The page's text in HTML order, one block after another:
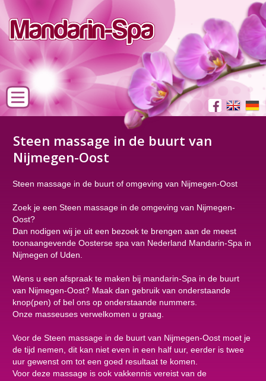
Steen massage in de buurt van
Nijmegen-Oost
Steen massage in de buurt of omgeving van Nijmegen-Oost
Zoek je een Steen massage in de omgeving van Nijmegen-
Oost?
Dan nodigen wij je uit een bezoek te brengen aan de meest
toonaangevende Oosterse spa van Nederland Mandarin-Spa in
Nijmegen of Uden.
Wens u een afspraak te maken bij mandarin-Spa in de buurt
van Nijmegen-Oost? Maak dan gebruik van onderstaande
knop(pen) of bel ons op onderstaande nummers.
Onze masseuses verwelkomen u graag.
Voor de Steen massage in de buurt van Nijmegen-Oost moet je
de tijd nemen, dit kan niet even in een half uur, eerder is twee
uur gewenst om tot een goed resultaat te komen.
Voor deze massage is ook vakkennis vereist van de